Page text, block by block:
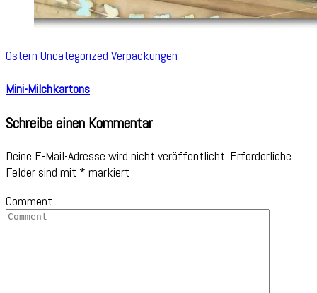
Ostern Uncategorized Verpackungen
Mini-Milchkartons
Schreibe einen Kommentar
Deine E-Mail-Adresse wird nicht veröffentlicht. Erforderliche
Felder sind mit * markiert
Comment